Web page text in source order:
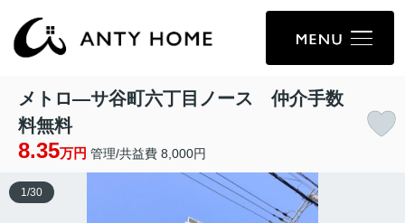
メトロ―サ谷町六丁目ノース 仲介手数
料無料
8.35万円 管理/共益費 8,000円
1 /30